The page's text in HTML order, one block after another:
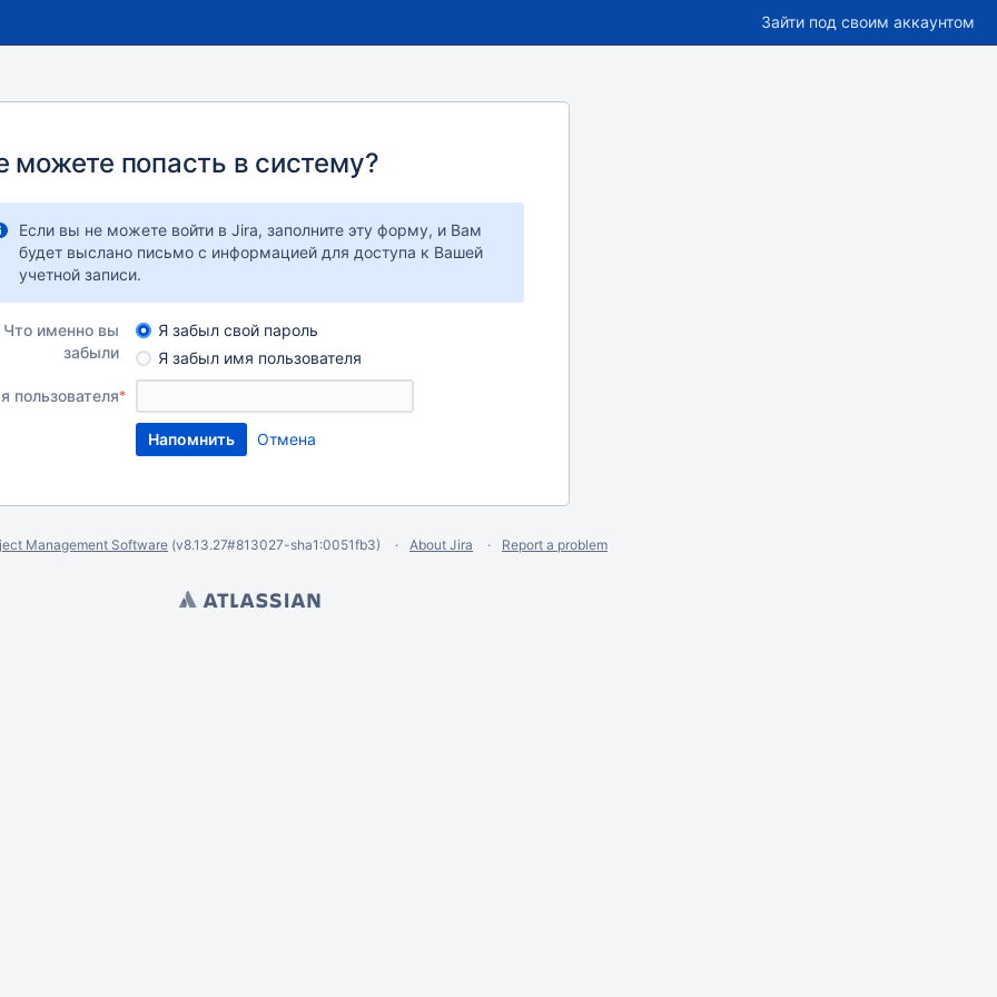
Зайти под своим аккаунтом
можете попасть в систему?
Если вы не можете войти в Jira, заполните эту форму, и Вам
будет выслано письмо с информацией для доступа к Вашей
учетной записи.
Что именно вы
забыли
Я забыл свой пароль
Я забыл имя пользователя
пользователя
Отмена
Management Software (v8.13.27#813027-sha1:0051fb3) About Jira Report a problem